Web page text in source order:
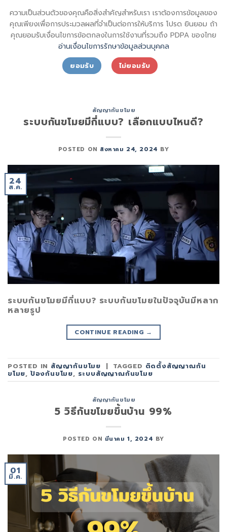
sql_sktsecurity_
ความเป็นส่วนตัวของคุณคือสิ่งสำคัญสำหรับเรา เราต้องการข้อมูลของ
คุณเพียงเพื่อการประมวลผลที่จำเป็นต่อการให้บริการ โปรด ยินยอม ถ้า
คุณยอมรับเงื่อนไขการข้อตกลงในการใช้งานที่รวมถึง PDPA ของไทย
อ่านเงื่อนไขการรักษาข้อมูลส่วนบุคคล
ยอมรับ
ไม่ยอมรับ
to
content
SECURITY SHIN KONG (THAI) INTERNATIONAL CO.,LTD.
สัญญากันขโมย
ระบบกันขโมยมีกี่แบบ? เลือกแบบไหนดี?
POSTED ON สิงหาคม 24, 2024 BY
24
ส.ค.
ระบบกันขโมยมีกี่แบบ? ระบบกันขโมยในปัจจุบันมีหลาก
หลายรูป
CONTINUE READING →
POSTED IN สัญญากันขโมย | TAGGED ติดตั้งสัญญาณกัน
ขโมย, ป้องกันขโมย, ระบบสัญญาณกันขโมย
สัญญากันขโมย
5 วิธีกันขโมยขึ้นบ้าน 99%
POSTED ON มีนาคม 1, 2024 BY
01
มี.ค.